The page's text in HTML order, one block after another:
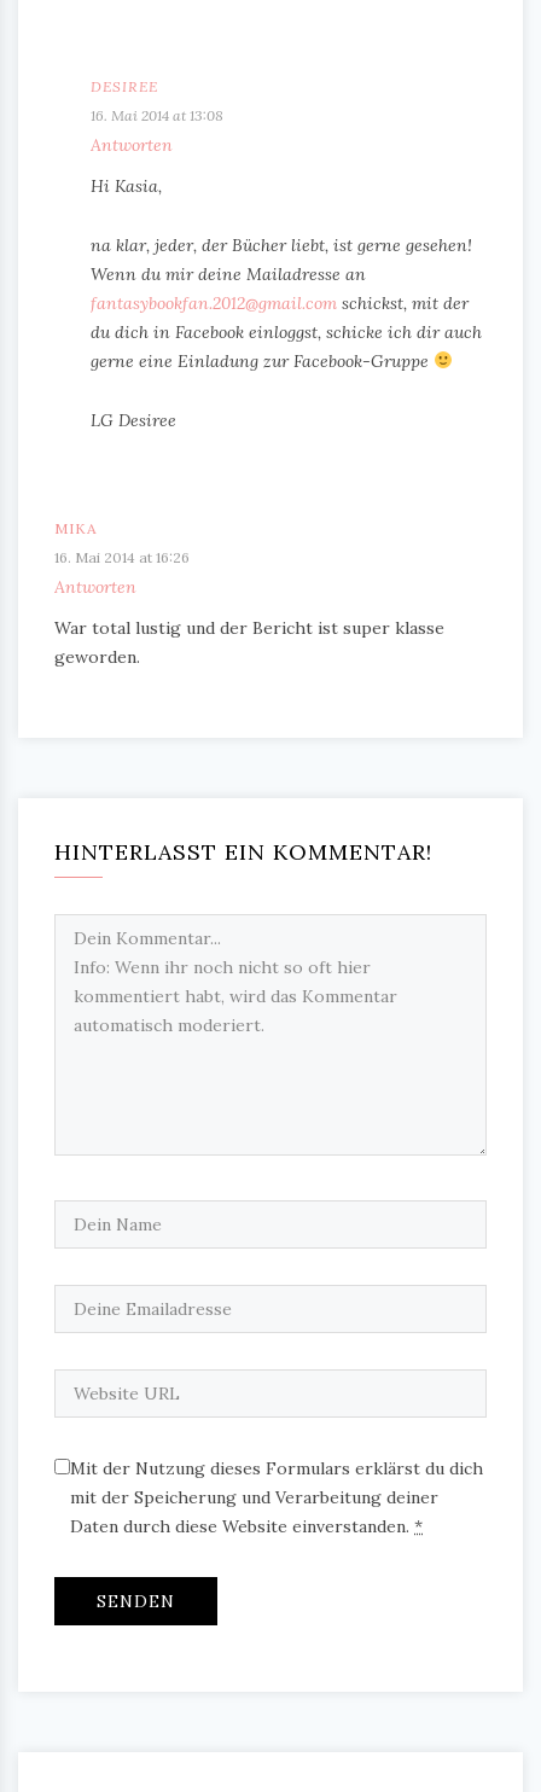
DESIREE
16. Mai 2014 at 13:08
Antworten
Hi Kasia,
na klar, jeder, der Bücher liebt, ist gerne gesehen!
Wenn du mir deine Mailadresse an
fantasybookfan.2012@gmail.com schickst, mit der
du dich in Facebook einloggst, schicke ich dir auch
gerne eine Einladung zur Facebook-Gruppe
LG Desiree
MIKA
16. Mai 2014 at 16:26
Antworten
War total lustig und der Bericht ist super klasse
geworden.
HINTERLASST EIN KOMMENTAR!
Mit der Nutzung dieses Formulars erklärst du dich
mit der Speicherung und Verarbeitung deiner
Daten durch diese Website einverstanden. *